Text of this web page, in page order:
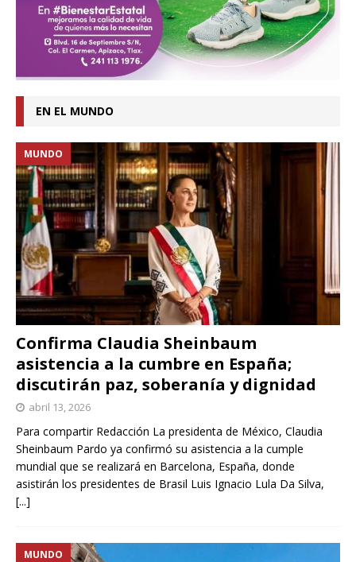
EN EL MUNDO
Confirma Claudia Sheinbaum
asistencia a la cumbre en España;
discutirán paz, soberanía y dignidad
MUNDO
abril 13, 2026
Para compartir Redacción La presidenta de México, Claudia
Sheinbaum Pardo ya confirmó su asistencia a la cumple
mundial que se realizará en Barcelona, España, donde
asistirán los presidentes de Brasil Luis Ignacio Lula Da Silva,
[...]
MUNDO